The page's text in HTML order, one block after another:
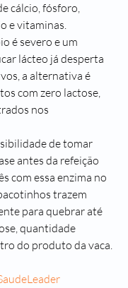
cálcio, fósforo,
e vitaminas.
é severo e um
lácteo já desperta
a alternativa é
com zero lactose,
nos
de tomar
antes da refeição
com essa enzima no
trazem
para quebrar até
quantidade
do produto da vaca.